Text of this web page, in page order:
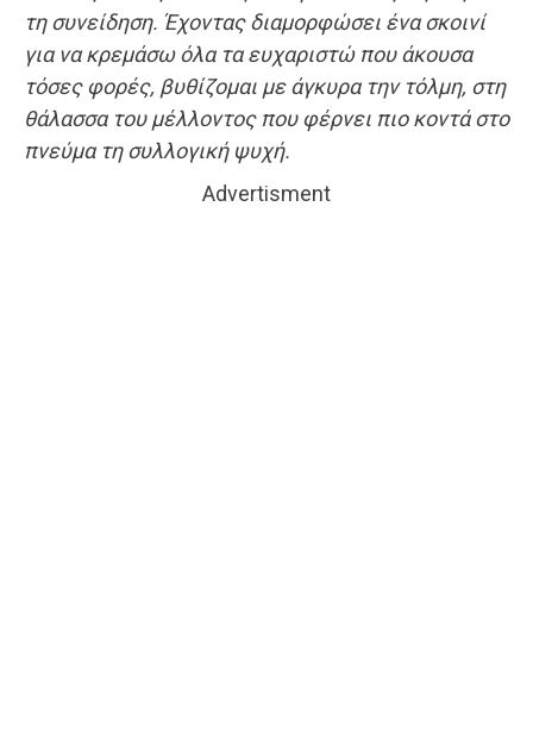
τη συνείδηση. Έχοντας διαμορφώσει ένα σκοινί
για να κρεμάσω όλα τα ευχαριστώ που άκουσα
τόσες φορές, βυθίζομαι με άγκυρα την τόλμη, στη
θάλασσα του μέλλοντος που φέρνει πιο κοντά στο
πνεύμα τη συλλογική ψυχή.
Advertisment